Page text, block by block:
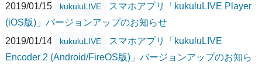
2019/01/15 kukuluLIVE
スマホアプリ「kukuluLIVE Player
(iOS版)」バージョンアップのお知らせ
2019/01/14
kukuluLIVE
スマホアプリ「kukuluLIVE
Encoder 2 (Android/FireOS版)」バージョンアップのお知ら